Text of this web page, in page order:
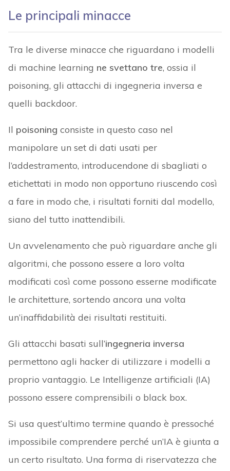
Le principali minacce
Tra le diverse minacce che riguardano i modelli
di machine learning ne svettano tre, ossia il
poisoning, gli attacchi di ingegneria inversa e
quelli backdoor.
Il poisoning consiste in questo caso nel
manipolare un set di dati usati per
l’addestramento, introducendone di sbagliati o
etichettati in modo non opportuno riuscendo così
a fare in modo che, i risultati forniti dal modello,
siano del tutto inattendibili.
Un avvelenamento che può riguardare anche gli
algoritmi, che possono essere a loro volta
modificati così come possono esserne modificate
le architetture, sortendo ancora una volta
un’inaffidabilità dei risultati restituiti.
Gli attacchi basati sull’ingegneria inversa
permettono agli hacker di utilizzare i modelli a
proprio vantaggio. Le Intelligenze artificiali (IA)
possono essere comprensibili o black box.
Si usa quest’ultimo termine quando è pressoché
impossibile comprendere perché un’IA è giunta a
un certo risultato. Una forma di riservatezza che